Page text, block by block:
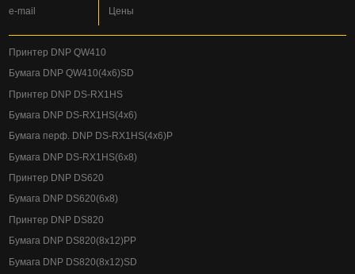
e-mail
Цены
Принтер DNP QW410
Бумага DNP QW410(4x6)SD
Принтер DNP DS-RX1HS
Бумага DNP DS-RX1HS(4x6)
Бумага перф. DNP DS-RX1HS(4x6)P
Бумага DNP DS-RX1HS(6x8)
Принтер DNP DS620
Бумага DNP DS620(6x8)
Принтер DNP DS820
Бумага DNP DS820(8x12)PP
Бумага DNP DS820(8x12)SD